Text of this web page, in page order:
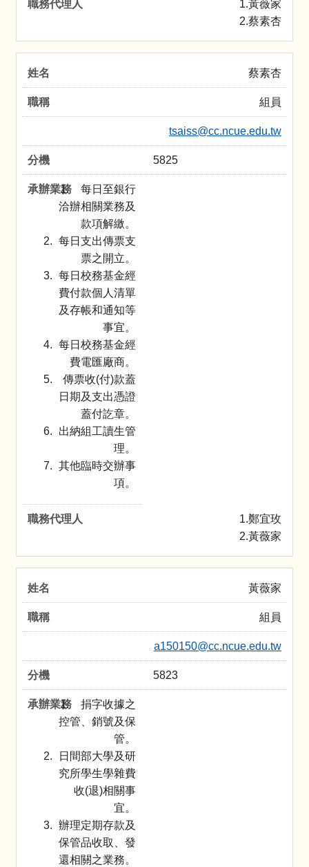
1.黃薇家
2.蔡素杏
蔡素杏
組員
tsaiss@cc.ncue.edu.tw
5825
每日至銀行
洽辦相關業務及
款項解繳。
每日支出傳票支
票之開立。
每日校務基金經
費付款個人清單
及存帳和通知等
事宜。
每日校務基金經
費電匯廠商。
傳票收(付)款蓋
日期及支出憑證
蓋付訖章。
出納組工讀生管
理。
其他臨時交辦事
項。
1.鄭宜玫
2.黃薇家
黃薇家
組員
a150150@cc.ncue.edu.tw
5823
捐字收據之
控管、銷號及保
管。
日間部大學及研
究所學生學雜費
收(退)相關事
宜。
辦理定期存款及
保管品收取、發
還相關之業務。